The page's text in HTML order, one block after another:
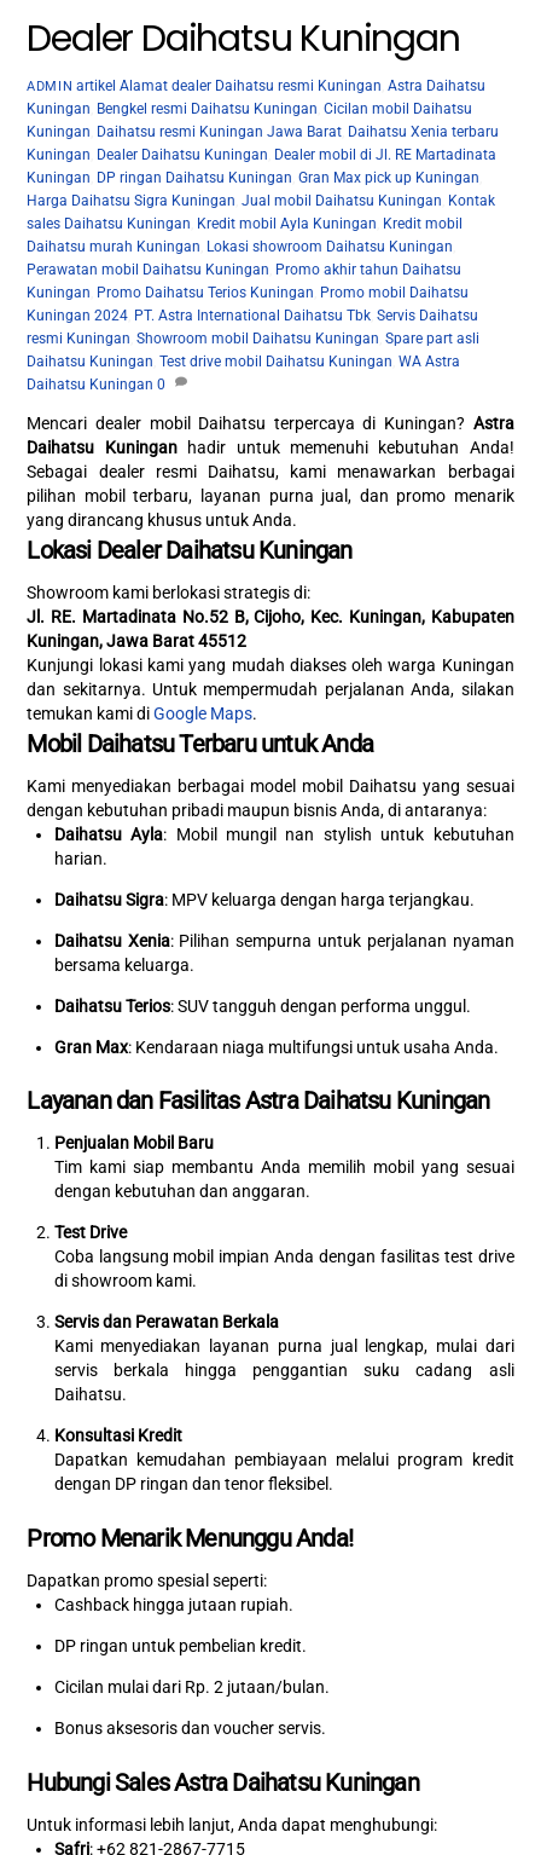
Dealer Daihatsu Kuningan
ADMIN artikel Alamat dealer Daihatsu resmi Kuningan ,Astra Daihatsu
Kuningan Bengkel resmi Daihatsu Kuningan ,Cicilan mobil Daihatsu
Kuningan Daihatsu resmi Kuningan Jawa Barat Daihatsu Xenia terbaru
Kuningan Dealer Daihatsu Kuningan Dealer mobil di Jl. RE Martadinata
Kuningan DP ringan Daihatsu Kuningan ,Gran Max pick up Kuningan
Harga Daihatsu Sigra Kuningan ,Jual mobil Daihatsu Kuningan Kontak
sales Daihatsu Kuningan Kredit mobil Ayla Kuningan Kredit mobil
Daihatsu murah Kuningan Lokasi showroom Daihatsu Kuningan
Perawatan mobil Daihatsu Kuningan Promo akhir tahun Daihatsu
Kuningan Promo Daihatsu Terios Kuningan Promo mobil Daihatsu
Kuningan 2024 PT. Astra International Daihatsu Tbk ,Servis Daihatsu
resmi Kuningan ,Showroom mobil Daihatsu Kuningan ,Spare part asli
Daihatsu Kuningan ,Test drive mobil Daihatsu Kuningan ,WA Astra
Daihatsu Kuningan 0
Mencari dealer mobil Daihatsu terpercaya di Kuningan? Astra
Daihatsu Kuninganhadir untuk memenuhi kebutuhan Anda!
Sebagai dealer resmi Daihatsu, kami menawarkan berbagai
pilihan mobil terbaru, layanan purna jual, dan promo menarik
yang dirancang khusus untuk Anda.
Lokasi Dealer Daihatsu Kuningan
Showroom kami berlokasi strategis di:
Jl. RE. Martadinata No.52 B, Cijoho, Kec. Kuningan, Kabupaten
Kuningan, Jawa Barat 45512
Kunjungi lokasi kami yang mudah diakses oleh warga Kuningan
dan sekitarnya. Untuk mempermudah perjalanan Anda, silakan
temukan kami diGoogle Maps.
Mobil Daihatsu Terbaru untuk Anda
Kami menyediakan berbagai model mobil Daihatsu yang sesuai
dengan kebutuhan pribadi maupun bisnis Anda, di antaranya:
Daihatsu Ayla: Mobil mungil nan stylish untuk kebutuhan
harian.
Daihatsu Sigra: MPV keluarga dengan harga terjangkau.
Daihatsu Xenia: Pilihan sempurna untuk perjalanan nyaman
bersama keluarga.
Daihatsu Terios: SUV tangguh dengan performa unggul.
Gran Max: Kendaraan niaga multifungsi untuk usaha Anda.
Layanan dan Fasilitas Astra Daihatsu Kuningan
Penjualan Mobil Baru
Tim kami siap membantu Anda memilih mobil yang sesuai
dengan kebutuhan dan anggaran.
Test Drive
Coba langsung mobil impian Anda dengan fasilitas test drive
di showroom kami.
Servis dan Perawatan Berkala
Kami menyediakan layanan purna jual lengkap, mulai dari
servis berkala hingga penggantian suku cadang asli
Daihatsu.
Konsultasi Kredit
Dapatkan kemudahan pembiayaan melalui program kredit
dengan DP ringan dan tenor fleksibel.
Promo Menarik Menunggu Anda!
Dapatkan promo spesial seperti:
Cashback hingga jutaan rupiah.
DP ringan untuk pembelian kredit.
Cicilan mulai dari Rp. 2 jutaan/bulan.
Bonus aksesoris dan voucher servis.
Hubungi Sales Astra Daihatsu Kuningan
Untuk informasi lebih lanjut, Anda dapat menghubungi:
Safri: +62 821-2867-7715